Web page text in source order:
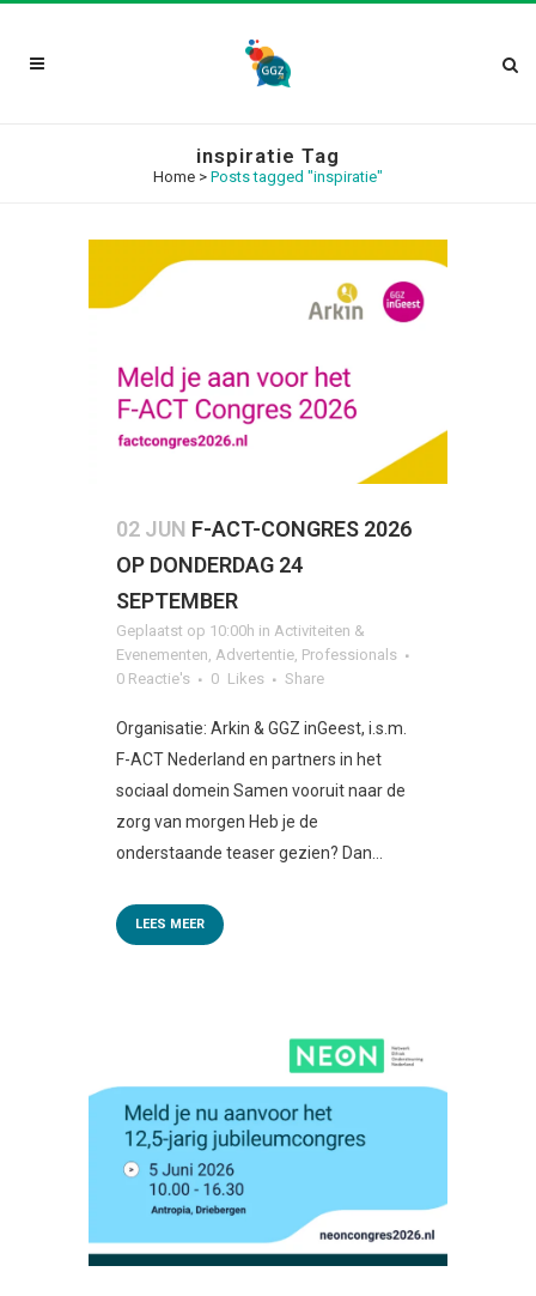
inspiratie Tag
Home > Posts tagged "inspiratie"
02 JUN F-ACT-CONGRES 2026
OP DONDERDAG 24
SEPTEMBER
Geplaatst op 10:00h in Activiteiten &
Evenementen, Advertentie, Professionals
0 Reactie's
0 Likes Share
Organisatie: Arkin & GGZ inGeest, i.s.m.
F-ACT Nederland en partners in het
sociaal domein Samen vooruit naar de
zorg van morgen Heb je de
onderstaande teaser gezien? Dan...
LEES MEER